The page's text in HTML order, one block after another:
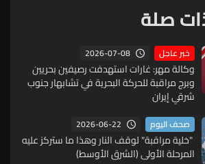
صلة
خبر عاجل 2026-07-08
وكالة مهر: غارات استهدفت رصيفين بحريين
وبرج مراقبة للحركة البحرية في تشابهار جنوب
شرقي إيران
صحف اليوم 2026-06-22
​ ​"خلية مراقبة" لوقف النار وهذا ما ستركز عليه
المرحلة الأولى (الشرق الأوسط)